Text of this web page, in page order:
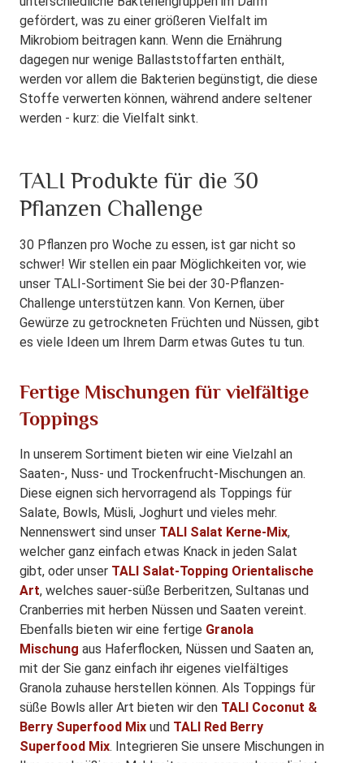
gefördert, was zu einer größeren Vielfalt im
Mikrobiom beitragen kann. Wenn die Ernährung
dagegen nur wenige Ballaststoffarten enthält,
werden vor allem die Bakterien begünstigt, die diese
Stoffe verwerten können, während andere seltener
werden - kurz: die Vielfalt sinkt.
TALI Produkte für die 30
Pflanzen Challenge
30 Pflanzen pro Woche zu essen, ist gar nicht so
schwer! Wir stellen ein paar Möglichkeiten vor, wie
unser TALI-Sortiment Sie bei der 30-Pflanzen-
Challenge unterstützen kann. Von Kernen, über
Gewürze zu getrockneten Früchten und Nüssen, gibt
es viele Ideen um Ihrem Darm etwas Gutes tu tun.
Fertige Mischungen für vielfältige
Toppings
In unserem Sortiment bieten wir eine Vielzahl an
Saaten-, Nuss- und Trockenfrucht-Mischungen an.
Diese eignen sich hervorragend als Toppings für
Salate, Bowls, Müsli, Joghurt und vieles mehr.
Nennenswert sind unser TALI Salat Kerne-Mix,
welcher ganz einfach etwas Knack in jeden Salat
gibt, oder unser TALI Salat-Topping Orientalische
Art, welches sauer-süße Berberitzen, Sultanas und
Cranberries mit herben Nüssen und Saaten vereint.
Ebenfalls bieten wir eine fertige Granola
Mischung aus Haferflocken, Nüssen und Saaten an,
mit der Sie ganz einfach ihr eigenes vielfältiges
Granola zuhause herstellen können. Als Toppings für
süße Bowls aller Art bieten wir den TALI Coconut &
Berry Superfood Mix und TALI Red Berry
Superfood Mix. Integrieren Sie unsere Mischungen in